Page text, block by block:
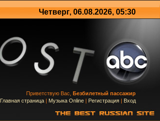
Четверг, 06.08.2026, 05:30
Приветствую Вас, Безбилетный пассажир
Главная страница | Музыка Online | Регистрация | Вход